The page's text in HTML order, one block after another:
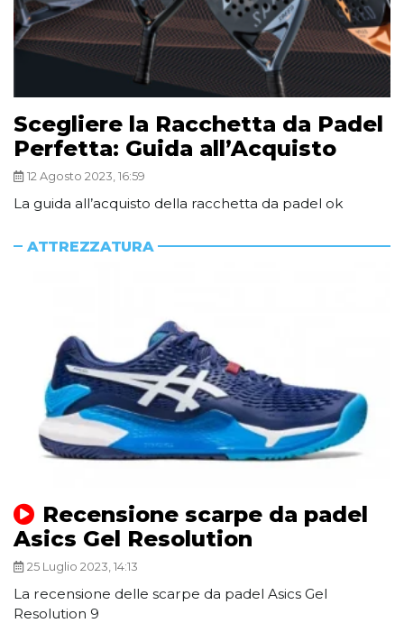
Scegliere la Racchetta da Padel
Perfetta: Guida all’Acquisto
12 Agosto 2023, 16:59
La guida all’acquisto della racchetta da padel ok
ATTREZZATURA
Recensione scarpe da padel
Asics Gel Resolution
25 Luglio 2023, 14:13
La recensione delle scarpe da padel Asics Gel
Resolution 9